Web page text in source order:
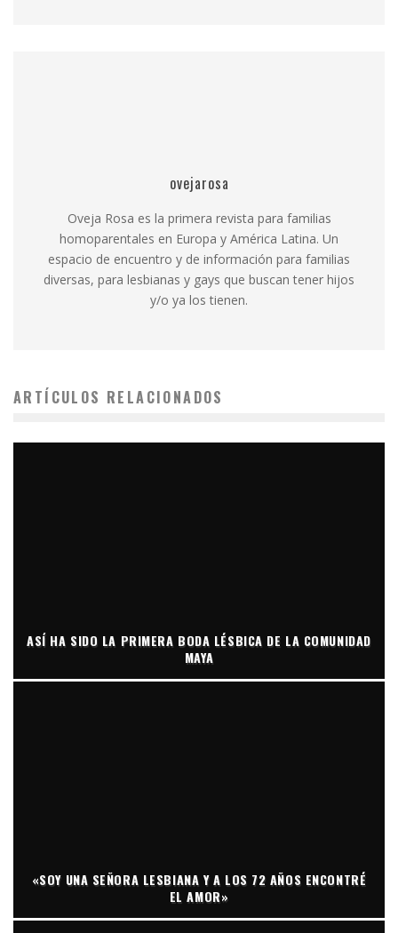
ovejarosa
Oveja Rosa es la primera revista para familias
homoparentales en Europa y América Latina. Un
espacio de encuentro y de información para familias
diversas, para lesbianas y gays que buscan tener hijos
y/o ya los tienen.
ARTÍCULOS RELACIONADOS
ASÍ HA SIDO LA PRIMERA BODA LÉSBICA DE LA COMUNIDAD
MAYA
«SOY UNA SEÑORA LESBIANA Y A LOS 72 AÑOS ENCONTRÉ
EL AMOR»